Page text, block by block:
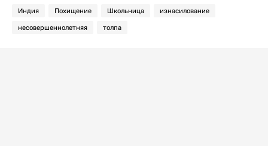
Индия Похищение Школьница изнасилование
несовершеннолетняя толпа